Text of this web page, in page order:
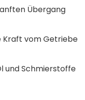
Übergang
Kraft vom Getriebe
und Schmierstoffe